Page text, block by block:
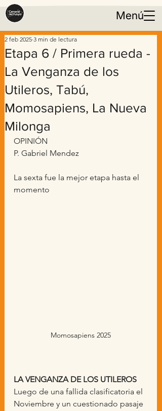
Menú
Etapa 6 / Primera rueda -
La Venganza de los
Utileros, Tabú,
Momosapiens, La Nueva
Milonga
2 feb 2025 3 min de lectura
OPINIÓN
P. Gabriel Mendez
La sexta fue la mejor etapa hasta el
momento
Momosapiens 2025
LA VENGANZA DE LOS UTILEROS
Luego de una fallida clasificatoria el
Noviembre y un cuestionado pasaje